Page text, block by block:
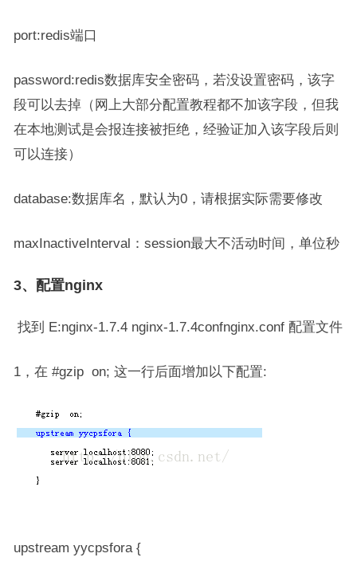
port:redis端口
password:redis数据库安全密码，若没设置密码，该字
段可以去掉（网上大部分配置教程都不加该字段，但我
在本地测试是会报连接被拒绝，经验证加入该字段后则
可以连接）
database:数据库名，默认为0，请根据实际需要修改
maxInactiveInterval：session最大不活动时间，单位秒
3、配置nginx
找到 E:nginx-1.7.4 nginx-1.7.4confnginx.conf 配置文件
1，在 #gzip on; 这一行后面增加以下配置:
upstream yycpsfora {